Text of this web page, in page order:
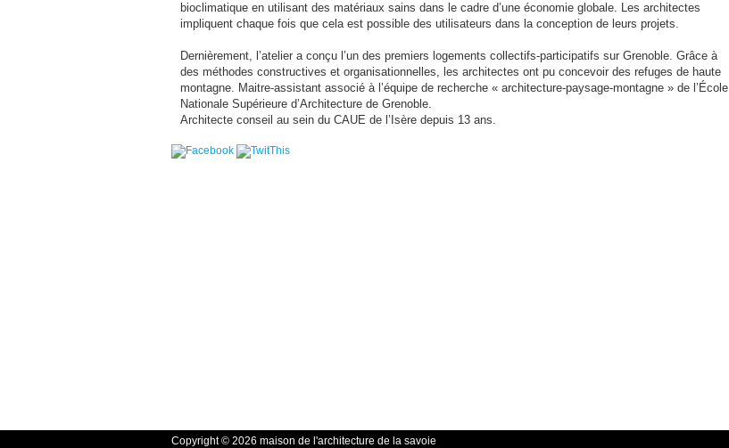
bioclimatique en utilisant des matériaux sains dans le cadre d’une économie globale. Les architectes
impliquent chaque fois que cela est possible des utilisateurs dans la conception de leurs projets.
Dernièrement, l’atelier a conçu l’un des premiers logements collectifs-participatifs sur Grenoble. Grâce à
des méthodes constructives et organisationnelles, les architectes ont pu concevoir des refuges de haute
montagne. Maitre-assistant associé à l’équipe de recherche « architecture-paysage-montagne » de l’École
Nationale Supérieure d’Architecture de Grenoble.
Architecte conseil au sein du CAUE de l’Isère depuis 13 ans.
Copyright © 2026 maison de l'architecture de la savoie